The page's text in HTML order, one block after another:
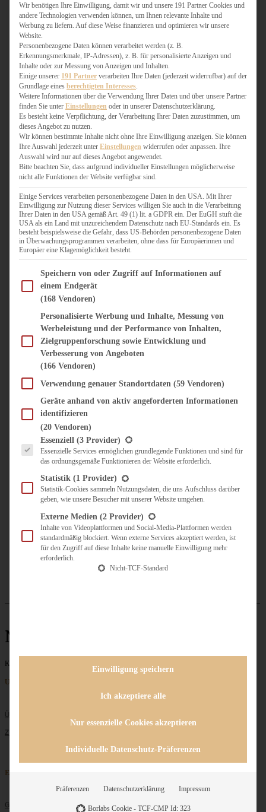
SCHOKOLADIGES
SÜSSES HAUPTGERICHT
TÖRTCHEN
VEGAN SÜSS
WEIHNACHTSBÄCKEREI
HERZHAFT
BURGER & SANDWICHES
FIX AUF DEM TISCH
FLEISCH & FISCH
GRILLEN / BARBECUE
HERZHAFTES BACKEN
ONE-POT-GERICHTE
PASTA & NUDELGERICHTE
PIZZA, TARTES & QUICHES
REIS & RISOTTO
SALATE & SNACKS
SUPPENKASPEREIEN
VORSPEISEN
SÜSS & HERZHAFT
BROTAUFSTRICH
DIPS, SAUCEN, CHUTNEYS
KÜCHENGESCHENKE
UNTERWEGS
KULINARISCH UNTERWEGS
ÜBER MICH
ZUSAMMENARBEIT
Nüsse
Keine Beiträge gefunden
Unternehmen
ÜBER MICH
ZUSAMMENARBEIT
Entdecken
GRUNDLAGEN
Wir benötigen Ihre Einwilligung, damit wir und unsere 191 Partner Cookies und
andere Technologien verwenden können, um Ihnen relevante Inhalte und
Werbung zu liefern. Auf diese Weise finanzieren und optimieren wir unsere
Website.
Personenbezogene Daten können verarbeitet werden (z. B.
Erkennungsmerkmale, IP-Adressen), z. B. für personalisierte Anzeigen und
Inhalte oder zur Messung von Anzeigen und Inhalten.
Einige unserer 191 Partner verarbeiten Ihre Daten (jederzeit widerrufbar) auf der
Grundlage eines berechtigten Interesses
Weitere Informationen über die Verwendung Ihrer Daten und über unsere Partner
finden Sie unter Einstellungen oder in unserer Datenschutzerklärung.
Es besteht keine Verpflichtung, der Verarbeitung Ihrer Daten zuzustimmen, um
dieses Angebot zu nutzen.
Wir können bestimmte Inhalte nicht ohne Ihre Einwilligung anzeigen. Sie können
Ihre Auswahl jederzeit unter Einstellungen widerrufen oder anpassen. Ihre
Auswahl wird nur auf dieses Angebot angewendet.
Bitte beachten Sie, dass aufgrund individueller Einstellungen möglicherweise
nicht alle Funktionen der Website verfügbar sind.
Einige Services verarbeiten personenbezogene Daten in den USA. Mit Ihrer
Einwilligung zur Nutzung dieser Services willigen Sie auch in die Verarbeitung
Ihrer Daten in den USA gemäß Art. 49 (1) lit. a GDPR ein. Der EuGH stuft die
USA als ein Land mit unzureichendem Datenschutz nach EU-Standards ein. Es
besteht beispielsweise die Gefahr, dass US-Behörden personenbezogene Daten
in Überwachungsprogrammen verarbeiten, ohne dass für Europäerinnen und
Europäer eine Klagemöglichkeit besteht.
Im Folgenden finden Sie eine Liste der Zwecke des IAB Transparency and Consent
Speichern von oder Zugriff auf Informationen auf
einem Endgerät
(168 Vendoren)
Personalisierte Werbung und Inhalte, Messung von
Werbeleistung und der Performance von Inhalten,
Zielgruppenforschung sowie Entwicklung und
Verbesserung von Angeboten
(166 Vendoren)
Verwendung genauer Standortdaten (59 Vendoren)
Geräte anhand von aktiv angeforderten Informationen
identifizieren
(20 Vendoren)
Es folgt eine Liste der Service-Gruppen, für die eine Einwilligung erteilt werden
Essenziell (3 Provider)
Essenzielle Services ermöglichen grundlegende Funktionen und sind für
das ordnungsgemäße Funktionieren der Website erforderlich.
Statistik (1 Provider)
Statistik-Cookies sammeln Nutzungsdaten, die uns Aufschluss darüber
geben, wie unsere Besucher mit unserer Website umgehen.
Externe Medien (2 Provider)
Inhalte von Videoplattformen und Social-Media-Plattformen werden
standardmäßig blockiert. Wenn externe Services akzeptiert werden, ist
für den Zugriff auf diese Inhalte keine manuelle Einwilligung mehr
erforderlich.
Nicht-TCF-Standard
Einwilligung speichern
Ich akzeptiere alle
Nur essenzielle Cookies akzeptieren
Individuelle Datenschutz-Präferenzen
Präferenzen Datenschutzerklärung Impressum
Borlabs Cookie - TCF-CMP Id: 323